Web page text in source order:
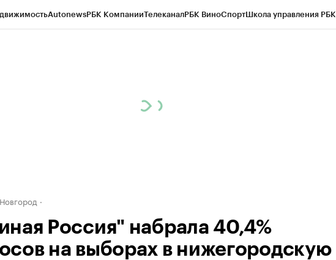
AutonewsРБК КомпанииТелеканалРБК ВиноСпортШкола управления РБК
Россия" набрала 40,4%
на выборах в нижегородскую